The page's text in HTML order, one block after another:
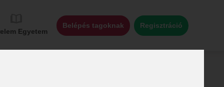
Egyetem
Belépés tagoknak Regisztráció